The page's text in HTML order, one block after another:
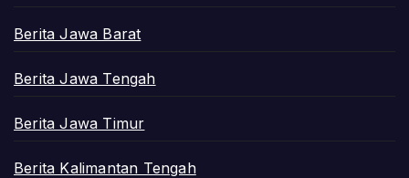
Berita Jawa Barat
Berita Jawa Tengah
Berita Jawa Timur
Berita Kalimantan Tengah